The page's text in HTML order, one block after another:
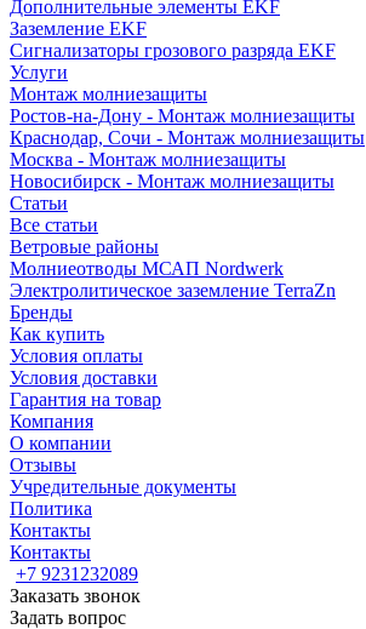
Дополнительные элементы EKF
Заземление EKF
Сигнализаторы грозового разряда EKF
Услуги
Монтаж молниезащиты
Ростов-на-Дону - Монтаж молниезащиты
Краснодар, Сочи - Монтаж молниезащиты
Москва - Монтаж молниезащиты
Новосибирск - Монтаж молниезащиты
Статьи
Все статьи
Ветровые районы
Молниеотводы МСАП Nordwerk
Электролитическое заземление TerraZn
Бренды
Как купить
Условия оплаты
Условия доставки
Гарантия на товар
Компания
О компании
Отзывы
Учредительные документы
Политика
Контакты
Контакты
+7 9231232089
Заказать звонок
Задать вопрос